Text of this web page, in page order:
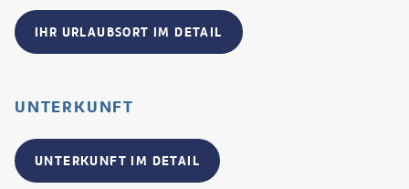
IHR URLAUBSORT IM DETAIL
UNTERKUNFT
UNTERKUNFT IM DETAIL